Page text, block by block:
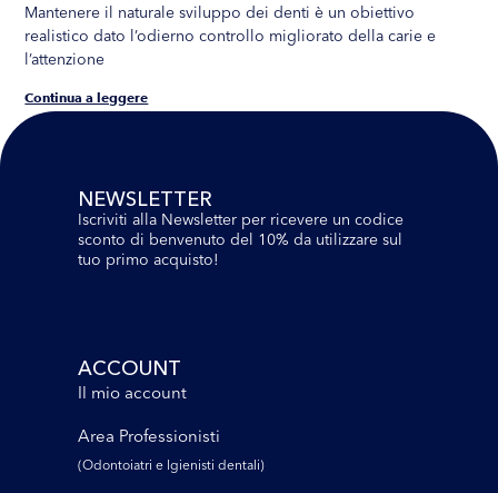
Mantenere il naturale sviluppo dei denti è un obiettivo
realistico dato l’odierno controllo migliorato della carie e
l’attenzione
Continua a leggere
NEWSLETTER
Iscriviti alla Newsletter per ricevere un codice
sconto di benvenuto del 10% da utilizzare sul
tuo primo acquisto!
ACCOUNT
Il mio account
Area Professionisti
(Odontoiatri e lgienisti dentali)